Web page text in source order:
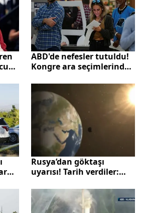
ABD'de nefesler tutuldu!
Kongre ara seçimlerinde
Rusya’dan göktaşı
uyarısı! Tarih verdiler:
Uydulardan bile daha
yakından geçecek